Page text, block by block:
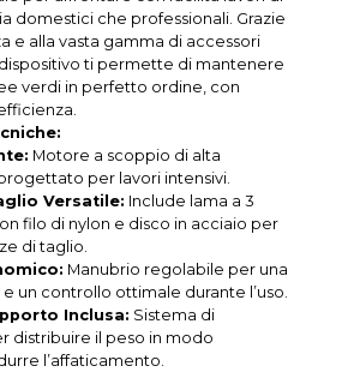
domestici che professionali. Grazie
e alla vasta gamma di accessori
ti permette di mantenere
verdi in perfetto ordine, con
Motore a scoppio di alta
per lavori intensivi.
Versatile: Include lama a 3
filo di nylon e disco in acciaio per
di taglio.
Manubrio regolabile per una
un controllo ottimale durante l’uso.
Inclusa: Sistema di
distribuire il peso in modo
l’affaticamento.